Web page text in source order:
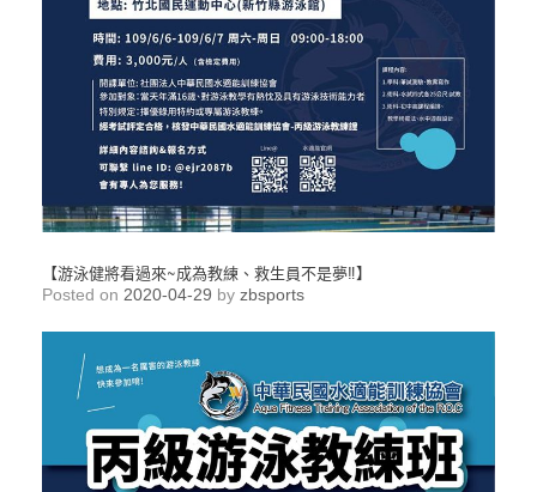
【游泳健將看過來~成為教練、救生員不是夢‼】
Posted on 2020-04-29 by zbsports